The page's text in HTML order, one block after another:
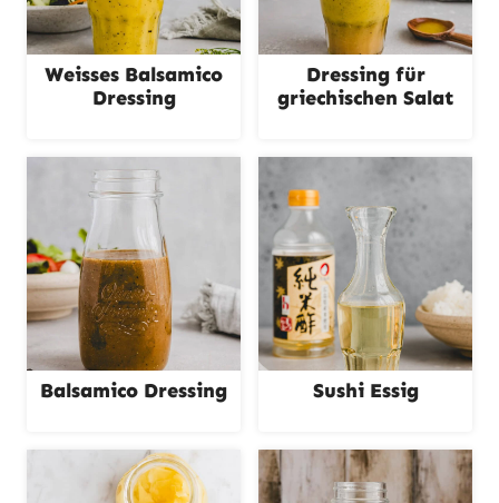
Weisses Balsamico
Dressing
Dressing für
griechischen Salat
Balsamico Dressing Sushi Essig